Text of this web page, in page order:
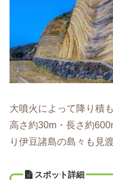
大噴火によって降り積
高さ約30m・長さ約
り伊豆諸島の島々も見
スポット詳細